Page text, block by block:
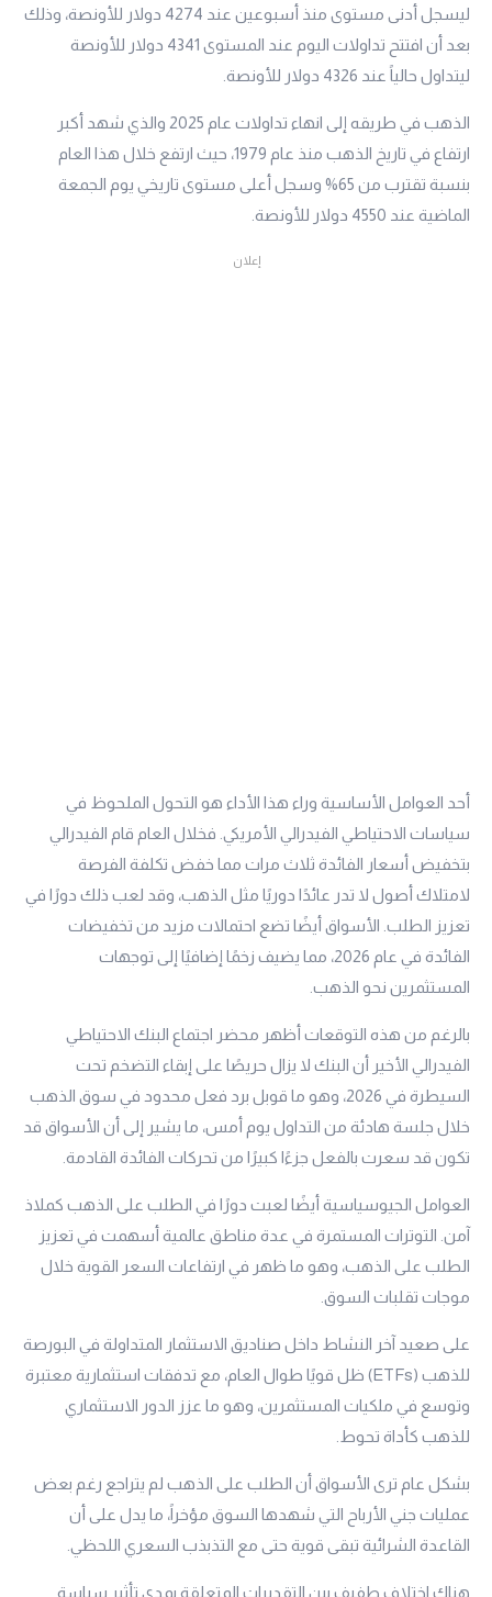
ليسجل أدنى مستوى منذ أسبوعين عند 4274 دولار للأونصة، وذلك
بعد أن افتتح تداولات اليوم عند المستوى 4341 دولار للأونصة
ليتداول حالياً عند 4326 دولار للأونصة.
الذهب في طريقه إلى انهاء تداولات عام 2025 والذي شهد أكبر
ارتفاع في تاريخ الذهب منذ عام 1979، حيث ارتفع خلال هذا العام
بنسبة تقترب من 65% وسجل أعلى مستوى تاريخي يوم الجمعة
الماضية عند 4550 دولار للأونصة.
إعلان
أحد العوامل الأساسية وراء هذا الأداء هو التحول الملحوظ في
سياسات الاحتياطي الفيدرالي الأمريكي. فخلال العام قام الفيدرالي
بتخفيض أسعار الفائدة ثلاث مرات مما خفض تكلفة الفرصة
لامتلاك أصول لا تدر عائدًا دوريًا مثل الذهب، وقد لعب ذلك دورًا في
تعزيز الطلب. الأسواق أيضًا تضع احتمالات مزيد من تخفيضات
الفائدة في عام 2026، مما يضيف زخمًا إضافيًا إلى توجهات
المستثمرين نحو الذهب.
بالرغم من هذه التوقعات أظهر محضر اجتماع البنك الاحتياطي
الفيدرالي الأخير أن البنك لا يزال حريصًا على إبقاء التضخم تحت
السيطرة في 2026، وهو ما قوبل برد فعل محدود في سوق الذهب
خلال جلسة هادئة من التداول يوم أمس، ما يشير إلى أن الأسواق قد
تكون قد سعرت بالفعل جزءًا كبيرًا من تحركات الفائدة القادمة.
العوامل الجيوسياسية أيضًا لعبت دورًا في الطلب على الذهب كملاذ
آمن. التوترات المستمرة في عدة مناطق عالمية أسهمت في تعزيز
الطلب على الذهب، وهو ما ظهر في ارتفاعات السعر القوية خلال
موجات تقلبات السوق.
على صعيد آخر النشاط داخل صناديق الاستثمار المتداولة في البورصة
للذهب (ETFs) ظل قويًا طوال العام، مع تدفقات استثمارية معتبرة
وتوسع في ملكيات المستثمرين، وهو ما عزز الدور الاستثماري
للذهب كأداة تحوط.
بشكل عام ترى الأسواق أن الطلب على الذهب لم يتراجع رغم بعض
عمليات جني الأرباح التي شهدها السوق مؤخراً، ما يدل على أن
القاعدة الشرائية تبقى قوية حتى مع التذبذب السعري اللحظي.
هناك اختلاف طفيف بين التقديرات المتعلقة بمدى تأثير سياسة